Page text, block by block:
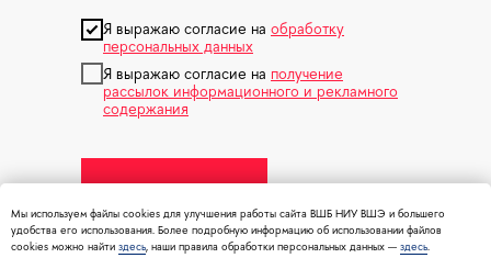
Я выражаю согласие на обработку
персональных данных
Я выражаю согласие на получение
рассылок информационного и рекламного
содержания
Мы используем файлы cookies для улучшения работы сайта ВШБ НИУ ВШЭ и большего
удобства его использования. Более подробную информацию об использовании файлов
cookies можно найти здесь, наши правила обработки персональных данных — здесь.